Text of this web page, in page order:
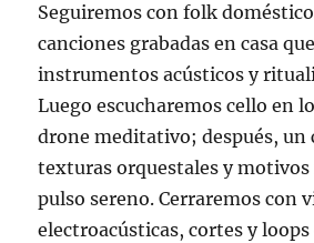
Seguiremos con folk
canciones grabadas en casa
instrumentos acústicos y
Luego escucharemos cello en
drone meditativo; después, un
texturas orquestales y motivos
pulso sereno. Cerraremos con
electroacústicas, cortes y